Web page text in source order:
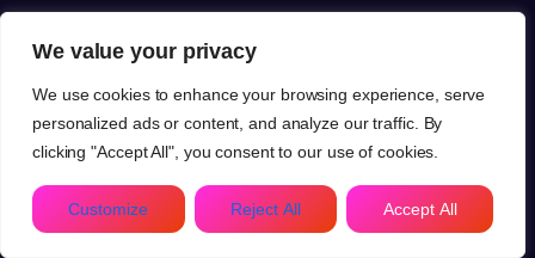
We value your privacy
We use cookies to enhance your browsing experience, serve
personalized ads or content, and analyze our traffic. By
clicking "Accept All", you consent to our use of cookies.
Customize Reject All Accept All
Pourquoi choisir ORCA PRO
MAX ?
ORCA PRO MAX
réside
dans sa combinaison entre simplicité, rapidité et
stabilité.
Contrairement à de nombreuses solutions du
FR